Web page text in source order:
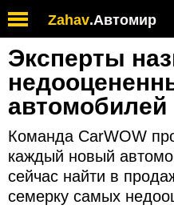
Zahav.Автомир
Эксперты
автомобилей
Команда CarWOW
каждый новый
сейчас найти в
семерку самых